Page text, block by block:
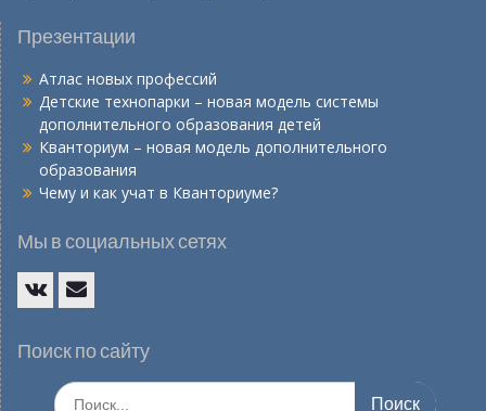
Презентации
Атлас новых профессий
Детские технопарки – новая модель системы
дополнительного образования детей
Кванториум – новая модель дополнительного
образования
Чему и как учат в Кванториуме?
Мы в социальных сетях
mail
Поиск по сайту
Искать: